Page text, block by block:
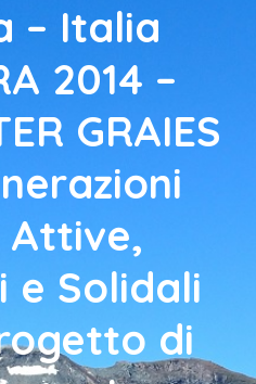
– Italia
2014 –
GRAIES
Attive,
e Solidali
di